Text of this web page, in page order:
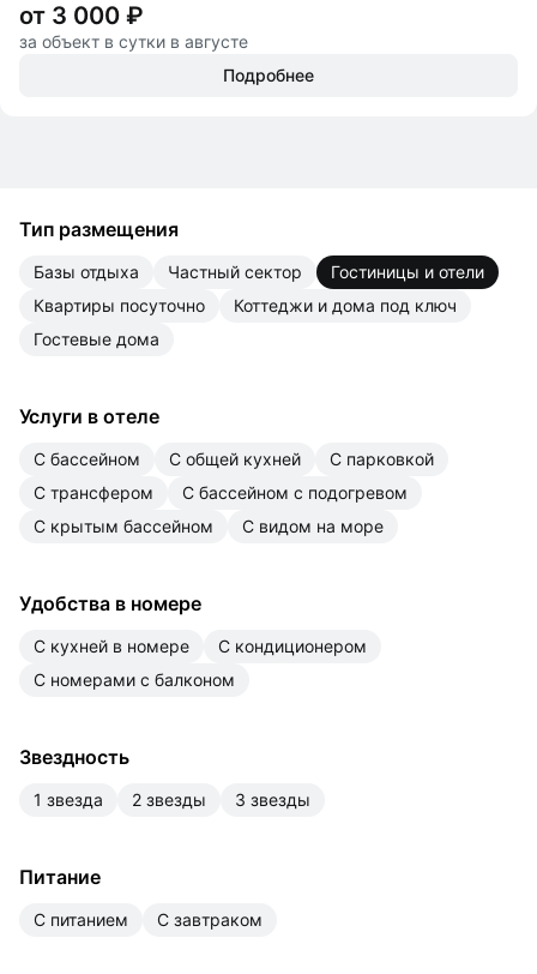
от 3 000 ₽
за объект в сутки в августе
Подробнее
Тип размещения
базы отдыха частный сектор
гостиницы и отели
квартиры посуточно
коттеджи и дома под ключ
гостевые дома
Услуги в отеле
с бассейном с общей кухней
с парковкой
с трансфером
с бассейном с подогревом
с крытым бассейном
с видом на море
Удобства в номере
с кухней в номере
с кондиционером
с номерами с балконом
Звездность
1 звезда 2 звезды 3 звезды
Питание
с питанием с завтраком